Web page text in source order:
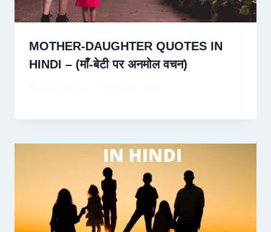
MOTHER-DAUGHTER QUOTES IN
HINDI – (माँ-बेटी पर अनमोल वचन)